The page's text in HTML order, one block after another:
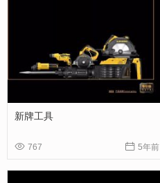
新牌工具
 767  5年前